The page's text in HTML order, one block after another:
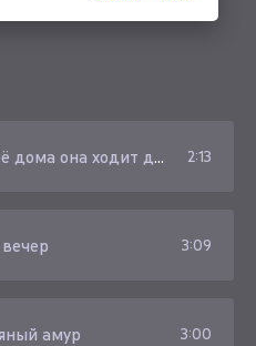
она ходит дома голой 2:13
3:09
амур 3:00